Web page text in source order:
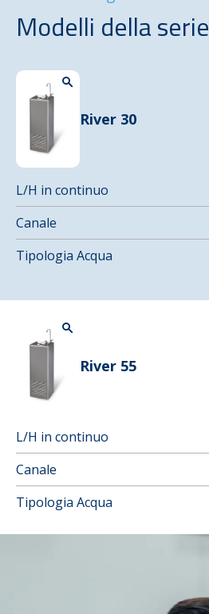
Modelli della serie
River 30
L/H in continuo
Canale
Tipologia Acqua
River 55
L/H in continuo
Canale
Tipologia Acqua